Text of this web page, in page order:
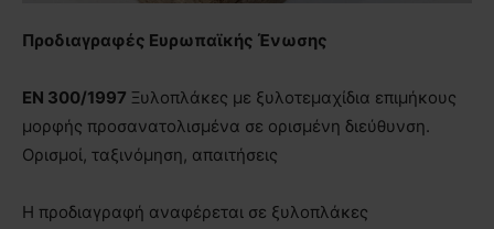
Προδιαγραφές Ευρωπαϊκής Ένωσης
ΕΝ 300/1997 Ξυλοπλάκες µε ξυλοτεµαχίδια επιμήκους
μορφής προσανατολισμένα σε ορισμένη διεύθυνση.
Ορισμοί, ταξινόμηση, απαιτήσεις
Η προδιαγραφή αναφέρεται σε ξυλοπλάκες